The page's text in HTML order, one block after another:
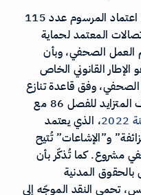
تذكّر هيومينا بأن السلطات رفضت اعتماد المرسوم عدد 115
مجلة الاتصالات المعتمد لحماية
العمل الصحفي، وبأن
عدد 115 لسنة 2011 هو الإطار القانوني الخاص
الصحفي، وفق قاعدة تنازع
القواعد القانونية. ويتقاطع التوظيف المتزايد للفصل 86 مع
، الذي يعتمد
و”الإشاعات” تُتيح
مشروع. كما تُذكّر بأن
بالحقوق المدنية
تحمي النقد الموجّه إلى